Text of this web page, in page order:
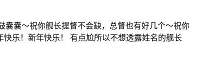
囊囊～祝你舰长提督不会缺，总督也有好几个～祝你
乐！新年快乐！ 有点尬所以不想透露姓名的舰长